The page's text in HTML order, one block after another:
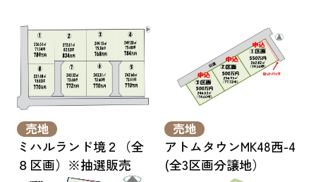
売地
ミハルランド境２（全
８区画）※抽選販売
売地
アトムタウンMK48西-4
(全3区画分譲地）